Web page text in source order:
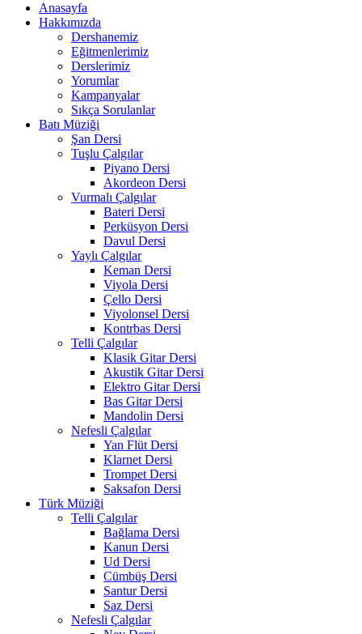
Anasayfa
Hakkımızda
Dershanemiz
Eğitmenlerimiz
Derslerimiz
Yorumlar
Kampanyalar
Sıkça Sorulanlar
Batı Müziği
Şan Dersi
Tuşlu Çalgılar
Piyano Dersi
Akordeon Dersi
Vurmalı Çalgılar
Bateri Dersi
Perküsyon Dersi
Davul Dersi
Yaylı Çalgılar
Keman Dersi
Viyola Dersi
Çello Dersi
Viyolonsel Dersi
Kontrbas Dersi
Telli Çalgılar
Klasik Gitar Dersi
Akustik Gitar Dersi
Elektro Gitar Dersi
Bas Gitar Dersi
Mandolin Dersi
Nefesli Çalgılar
Yan Flüt Dersi
Klarnet Dersi
Trompet Dersi
Saksafon Dersi
Türk Müziği
Telli Çalgılar
Bağlama Dersi
Kanun Dersi
Ud Dersi
Cümbüş Dersi
Santur Dersi
Saz Dersi
Nefesli Çalgılar